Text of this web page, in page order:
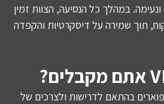
במהלך כל הנסיעה, הצוות זמין
תוך שמירה על דיסקרטיות והקפדה
בהתאם לדרישות ולצרכים של